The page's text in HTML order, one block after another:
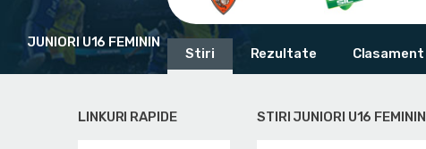
JUNIORI U16 FEMININ
Stiri Rezultate Clasament
LINKURI RAPIDE STIRI JUNIORI U16 FEMININ